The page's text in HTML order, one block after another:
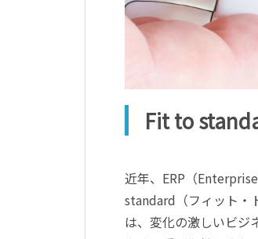
Fit to
近年、ERP（
standard（フィット・
は、変化の激しいビジ